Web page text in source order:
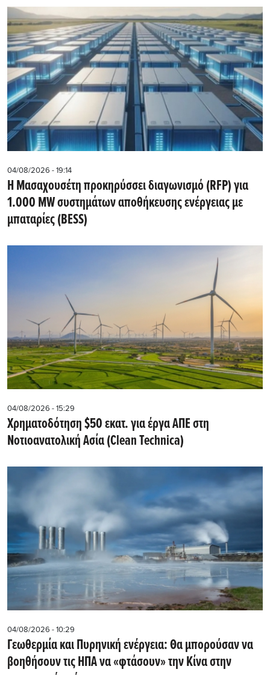
04/08/2026 - 19:14
Η Μασαχουσέτη προκηρύσσει διαγωνισμό (RFP) για
1.000 MW συστημάτων αποθήκευσης ενέργειας με
μπαταρίες (BESS)
04/08/2026 - 15:29
Χρηματοδότηση $50 εκατ. για έργα ΑΠΕ στη
Νοτιοανατολική Ασία (Clean Technica)
04/08/2026 - 10:29
Γεωθερμία και Πυρηνική ενέργεια: Θα μπορούσαν να
βοηθήσουν τις ΗΠΑ να «φτάσουν» την Κίνα στην